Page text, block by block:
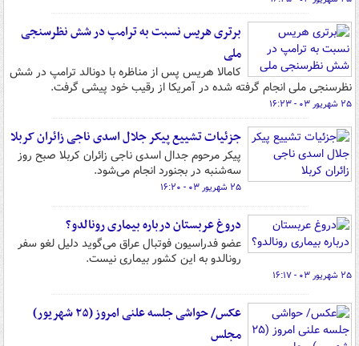
برتری هریس نسبت به ترامپ در شش نظرسنجی
ملی
کامالا هریس پس از مناظره با دونالد ترامپ در شش
نظرسنجی ملی انجام گرفته شده در آمریکا از رقیب خود پیشی گرفت.
۲۵ شهریور ۰۳ - ۱۶:۲۳
جزئیات تشییع پیکر جلال اسدی ناجی زائران کربلا
پیکر مرحوم جدال اسدی ناجی زائران کربلا صبح روز
سه‌شنبه در بجنورد انجام می‌شود.
۲۵ شهریور ۰۳ - ۱۶:۲۰
دروغ عربستان درباره بیماری رونالدو؟
عضو فدراسیون فوتبال عراق می‌گوید دلیل لغو سفر
رونالدو به این کشور بیماری نیست.
۲۵ شهریور ۰۳ - ۱۶:۱۷
عکس/ حواشی جلسه علنی امروز (۲۵ شهریور)
مجلس